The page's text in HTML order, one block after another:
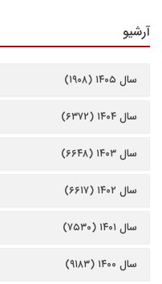
آرشیو
سال ۱۴۰۵ (۱۹۰۸)
سال ۱۴۰۴ (۶۳۷۲)
سال ۱۴۰۳ (۶۶۴۸)
سال ۱۴۰۲ (۶۶۱۷)
سال ۱۴۰۱ (۷۵۳۰)
سال ۱۴۰۰ (۹۱۸۳)